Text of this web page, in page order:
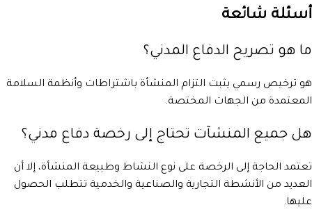
أسئلة شائعة
ما هو تصريح الدفاع المدني؟
هو ترخيص رسمي يثبت التزام المنشأة باشتراطات وأنظمة السلامة
المعتمدة من الجهات المختصة.
هل جميع المنشآت تحتاج إلى رخصة دفاع مدني؟
تعتمد الحاجة إلى الرخصة على نوع النشاط وطبيعة المنشأة، إلا أن
العديد من الأنشطة التجارية والصناعية والخدمية تتطلب الحصول
عليها.